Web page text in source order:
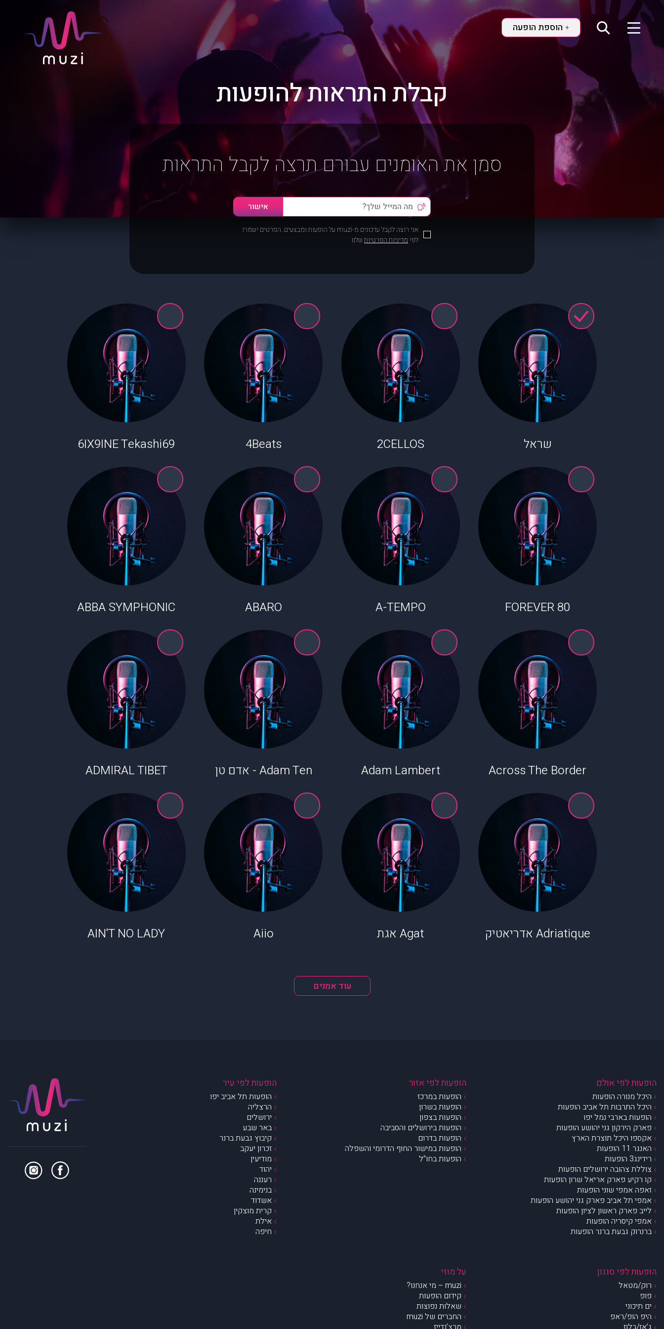
+ הוספת הופעה
קבלת התראות להופעות
סמן את האומנים עבורם תרצה לקבל התראות
אני רוצה לקבל עדכונים מ-muzi על הופעות ומבצעים. הפרטים ישמרו
לפימדיניות הפרטיותשלנו
שראל 2CELLOS
4Beats
6IX9INE Tekashi69
80 FOREVER
A-TEMPO
ABARO
ABBA SYMPHONIC
Across The Border
Adam Lambert Adam Ten - אדם טן ADMIRAL TIBET
Adriatique אדריאטיק Agat אגת Aiio
AIN'T NO LADY
עוד אמנים
הופעות לפי אולם
היכל מנורה הופעות
היכל התרבות תל אביב הופעות
הופעות בארבי נמל יפו
פארק הירקון גני יהושע הופעות
אקספו היכל תוצרת הארץ
האנגר 11 הופעות
רידינג3 הופעות
צוללת צהובה ירושלים הופעות
קו רקיע פארק אריאל שרון הופעות
זאפה אמפי שוני הופעות
אמפי תל אביב פארק גני יהושע הופעות
לייב פארק ראשון לציון הופעות
אמפי קיסריה הופעות
ברנרוק גבעת ברנר הופעות
הופעות לפי אזור
הופעות במרכז
הופעות בשרון
הופעות בצפון
הופעות בירושלים והסביבה
הופעות בדרום
הופעות במישור החוף הדרומי והשפלה
הופעות בחו”ל
הופעות לפי עיר
הופעות תל אביב יפו
הרצליה
ירושלים
באר שבע
קיבוץ גבעת ברנר
זכרון יעקב
מודיעין
יהוד
רעננה
בנימינה
אשדוד
קרית מוצקין
אילת
חיפה
הופעות לפי סגנון
רוק/מטאל
פופ
ים תיכוני
היפ הופ/ראפ
על מוזי
muzi – מי אנחנו?
קידום הופעות
שאלות נפוצות
החברים של muzi